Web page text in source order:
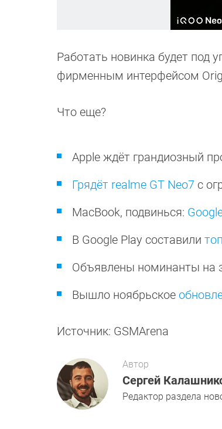
Работать новинка будет под
фирменным интерфейсом
Что еще?
Apple ждёт грандиозный
Грядёт realme GT Neo7 с
MacBook, подвинься:
В Google Play составили
Объявлены номинанты на
Вышло ноябрьское
Источник: GSMArena
Автор
Сергей
Редактор раздела